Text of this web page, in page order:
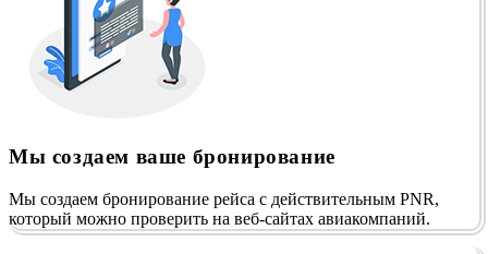
Мы создаем ваше бронирование
Мы создаем бронирование рейса с действительным PNR,
который можно проверить на веб-сайтах авиакомпаний.